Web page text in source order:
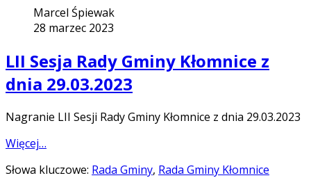
Marcel Śpiewak
28 marzec 2023
LII Sesja Rady Gminy Kłomnice z
dnia 29.03.2023
Nagranie LII Sesji Rady Gminy Kłomnice z dnia 29.03.2023
Więcej…
Słowa kluczowe: Rada Gminy, Rada Gminy Kłomnice